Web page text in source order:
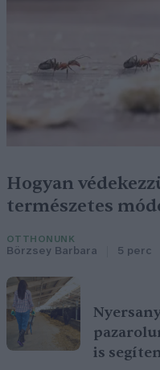
Hogyan
természetes
OTTHONUNK
Börzsey Barbara 5 perc
is